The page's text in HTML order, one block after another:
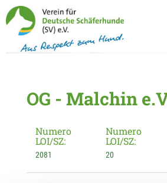
OG - Malchin
Numero
LOI/SZ:
2081
Numero
LOI/SZ:
20